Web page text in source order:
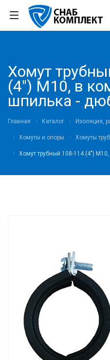
Хомут
(4") М10, в
шпилька -
Главная Каталог Изоляция,
Хомуты и опоры Хомуты
Хомут трубный 108-114 (4")